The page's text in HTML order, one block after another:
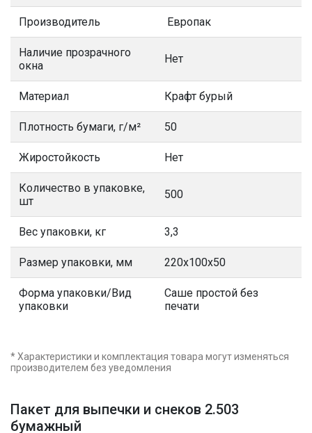
Пакет для выпечки и снеков 2.503
бумажный
Производитель Европак
Наличие прозрачного
окна
Нет
Материал Крафт бурый
Плотность бумаги, г/м² 50
Жиростойкость Нет
Количество в упаковке,
шт
500
Вес упаковки, кг 3,3
Размер упаковки, мм 220х100х50
Форма упаковки/Вид
упаковки
Саше простой без
печати
* Характеристики и комплектация товара могут изменяться
производителем без уведомления